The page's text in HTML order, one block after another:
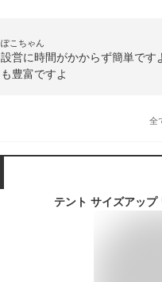
ぽこちゃん
設営に時間がかからず簡単で
も豊富ですよ
全